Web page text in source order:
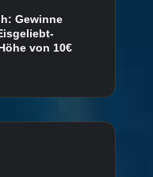
Gewinne
von 10€